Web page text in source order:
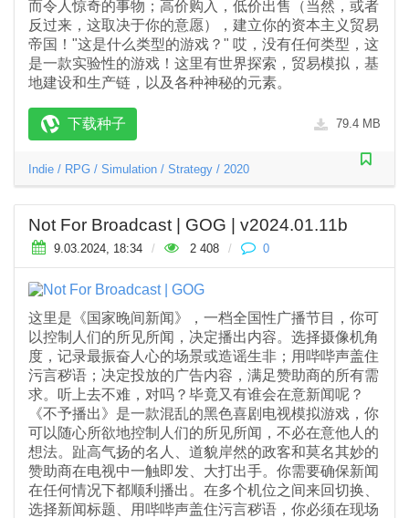
而令人惊奇的事物；高价购入，低价出售（当然，或者
反过来，这取决于你的意愿），建立你的资本主义贸易
帝国！"这是什么类型的游戏？" 哎，没有任何类型，这
是一款实验性的游戏！这里有世界探索，贸易模拟，基
地建设和生产链，以及各种神秘的元素。
下载种子 79.4 MB
Indie / RPG / Simulation / Strategy / 2020
Not For Broadcast | GOG | v2024.01.11b
9.03.2024, 18:34 / 2 408 / 0
这里是《国家晚间新闻》，一档全国性广播节目，你可
以控制人们的所见所闻，决定播出内容。选择摄像机角
度，记录最振奋人心的场景或造谣生非；用哔哔声盖住
污言秽语；决定投放的广告内容，满足赞助商的所有需
求。听上去不难，对吗？毕竟又有谁会在意新闻呢？
《不予播出》是一款混乱的黑色喜剧电视模拟游戏，你
可以随心所欲地控制人们的所见所闻，不必在意他人的
想法。趾高气扬的名人、道貌岸然的政客和莫名其妙的
赞助商在电视中一触即发、大打出手。你需要确保新闻
在任何情况下都顺利播出。在多个机位之间来回切换、
选择新闻标题、用哔哔声盖住污言秽语，你必须在现场